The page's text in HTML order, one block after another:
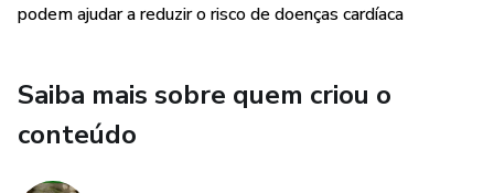
podem ajudar a reduzir o risco de doenças cardíaca
Saiba mais sobre quem criou o
conteúdo